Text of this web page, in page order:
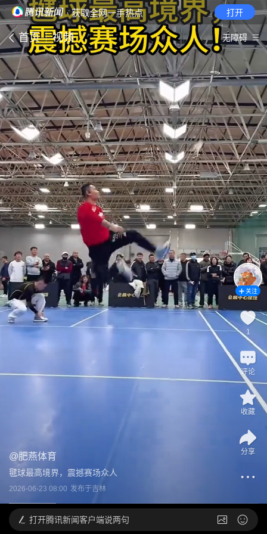
· 获取全网一手热点 打开
首页 视频 无障碍
@肥燕体育
毽球最高境界，震撼赛场众人
2026-06-23 08:00 发布于吉林
关注
1
评论
收藏
分享
打开腾讯新闻客户端说两句